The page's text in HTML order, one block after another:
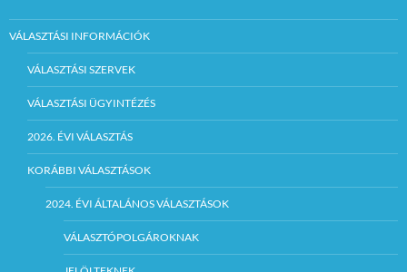
VÁLASZTÁSI INFORMÁCIÓK
VÁLASZTÁSI SZERVEK
VÁLASZTÁSI ÜGYINTÉZÉS
2026. ÉVI VÁLASZTÁS
KORÁBBI VÁLASZTÁSOK
2024. ÉVI ÁLTALÁNOS VÁLASZTÁSOK
VÁLASZTÓPOLGÁROKNAK